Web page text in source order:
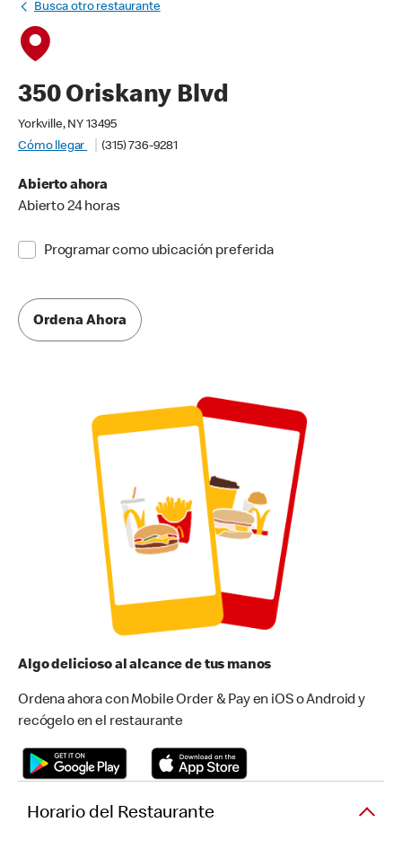
Busca otro restaurante
350 Oriskany Blvd
Yorkville, NY 13495
Cómo llegar
(315) 736-9281
Abierto ahora
Abierto 24 horas
Programar como ubicación preferida
Ordena Ahora
Algo delicioso al alcance de tus manos
Ordena ahora con Mobile Order & Pay en iOS o Android y
recógelo en el restaurante
Horario del Restaurante